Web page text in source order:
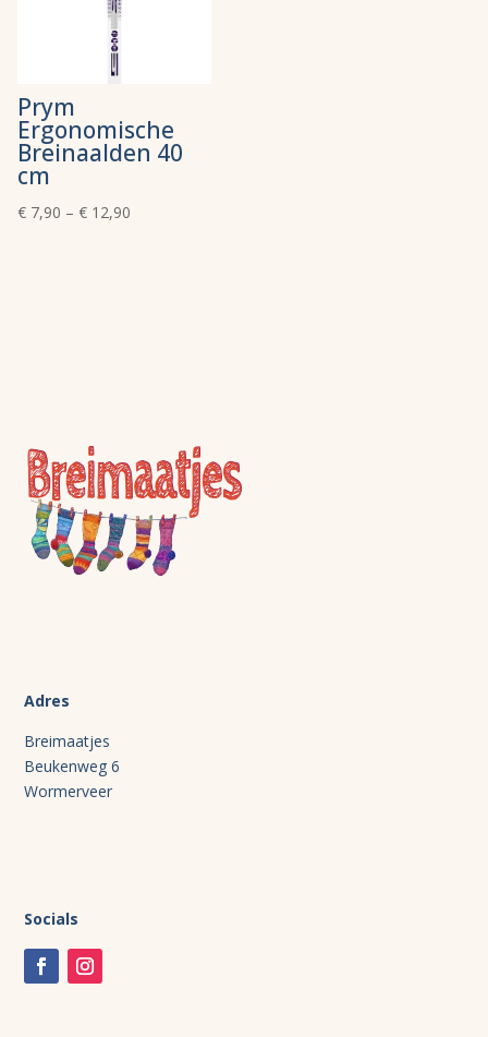
Prym
Ergonomische
Breinaalden 40
cm
€ 7,90 – € 12,90
Adres
Breimaatjes
Beukenweg 6
Wormerveer
Socials